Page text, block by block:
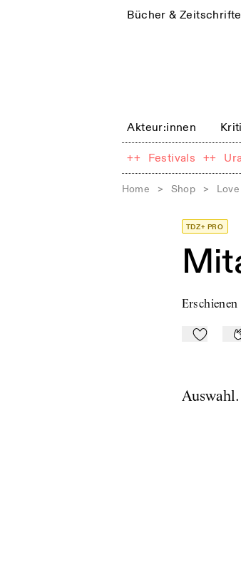
Bücher &
Akteur:innen
++ Festivals ++
Home > Shop >
TDZ+ PRO
Erschienen
Zu Mein-
Auswahl.